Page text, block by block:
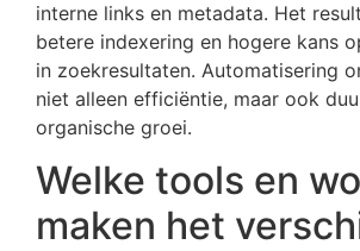
interne links en metadata. Het
betere indexering en hogere kans
in zoekresultaten. Automatisering
niet alleen efficiëntie, maar ook
organische groei.
Welke tools en
maken het